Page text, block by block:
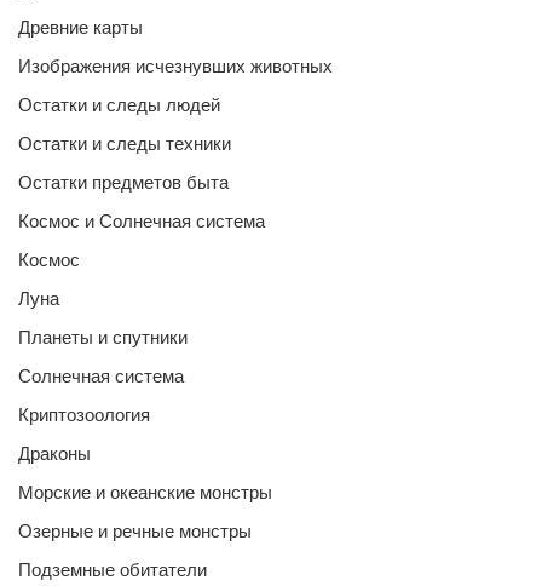
Древние карты
Изображения исчезнувших животных
Остатки и следы людей
Остатки и следы техники
Остатки предметов быта
Космос и Солнечная система
Космос
Луна
Планеты и спутники
Солнечная система
Криптозоология
Драконы
Морские и океанские монстры
Озерные и речные монстры
Подземные обитатели